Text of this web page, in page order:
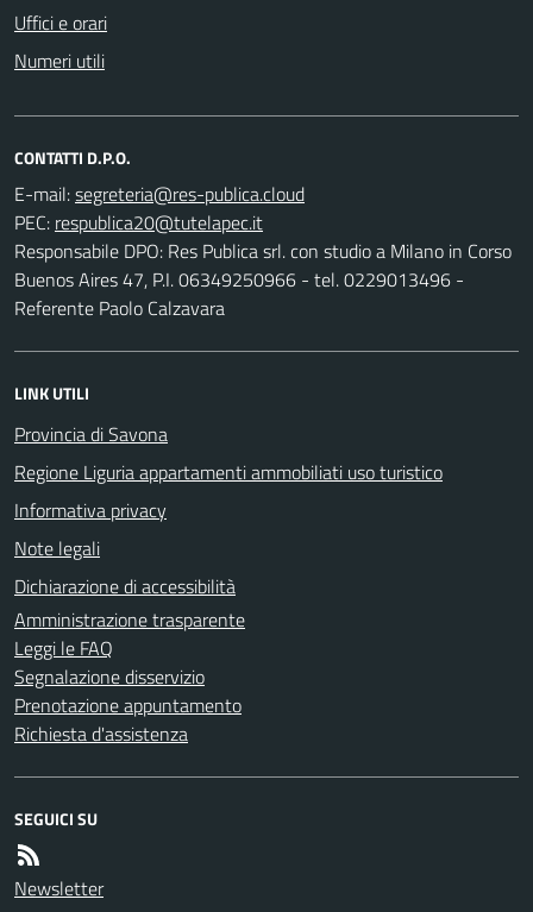
Uffici e orari
Numeri utili
CONTATTI D.P.O.
E-mail:
PEC:
Responsabile DPO: Res Publica srl. con studio a Milano in Corso
Buenos Aires 47, P.I. 06349250966 - tel. 0229013496 -
Referente Paolo Calzavara
LINK UTILI
Provincia di Savona
Regione Liguria appartamenti ammobiliati uso turistico
Informativa privacy
Note legali
Dichiarazione di accessibilità
Amministrazione trasparente
Leggi le FAQ
Segnalazione disservizio
Prenotazione appuntamento
Richiesta d'assistenza
SEGUICI SU
Newsletter